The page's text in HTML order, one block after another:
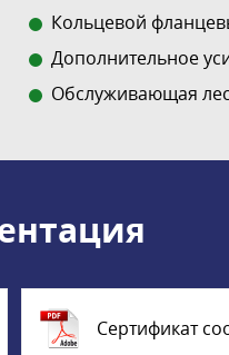
Кольцевой
Дополнительное
Обслуживающая
Сертификат